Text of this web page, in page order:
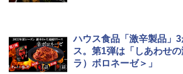
ハウス食品「激辛製品」
ス。第1弾は「しあわせ
ラ）ボロネーゼ＞」